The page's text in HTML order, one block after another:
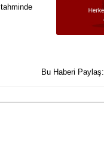
Bu Haberi Paylaş: